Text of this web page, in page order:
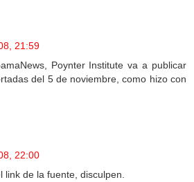
21:59
Poynter Institute va a publicar
del 5 de noviembre, como hizo con
22:00
link de la fuente, disculpen.